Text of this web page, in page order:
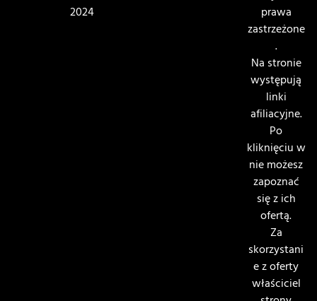
2024
prawa
zastrzeżone
.
Na stronie
występują
linki
afiliacyjne.
Po
kliknięciu w
nie możesz
zapoznać
się z ich
ofertą.
Za
skorzystani
e z oferty
właściciel